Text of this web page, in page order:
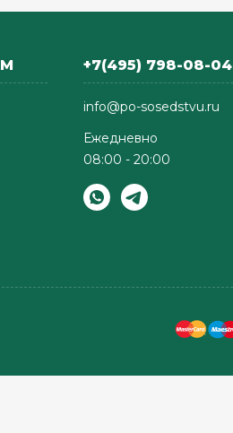
+7(495) 798-08-04
info@po-sosedstvu.ru
Ежедневно
08:00 - 20:00